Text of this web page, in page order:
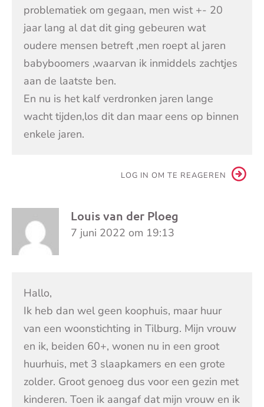
problematiek om gegaan, men wist +- 20
jaar lang al dat dit ging gebeuren wat
oudere mensen betreft ,men roept al jaren
babyboomers ,waarvan ik inmiddels zachtjes
aan de laatste ben.
En nu is het kalf verdronken jaren lange
wacht tijden,los dit dan maar eens op binnen
enkele jaren.
LOG IN OM TE REAGEREN
Louis van der Ploeg
7 juni 2022 om 19:13
Hallo,
Ik heb dan wel geen koophuis, maar huur
van een woonstichting in Tilburg. Mijn vrouw
en ik, beiden 60+, wonen nu in een groot
huurhuis, met 3 slaapkamers en een grote
zolder. Groot genoeg dus voor een gezin met
kinderen. Toen ik aangaf dat mijn vrouw en ik